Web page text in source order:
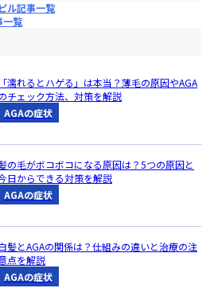
ル記事一覧
一覧
「濡れるとハゲる」は本当？薄毛の原因やAGA
チェック方法、対策を解説
AGAの症状
の毛がボコボコになる原因は？5つの原因と
日からできる対策を解説
AGAの症状
髪とAGAの関係は？仕組みの違いと治療の注
点を解説
AGAの症状